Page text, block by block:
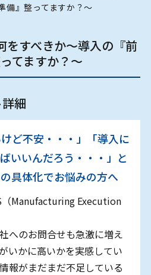
備』整ってますか？～
をすべきか～導入の『前
てますか？～
細
けど不安・・・」「導入に
いいんだろう・・・」と
具体化でお悩みの方へ
（Manufacturing Execution
へのお問合せも急激に増え
いかに高いかを実感してい
報がまだまだ不足している